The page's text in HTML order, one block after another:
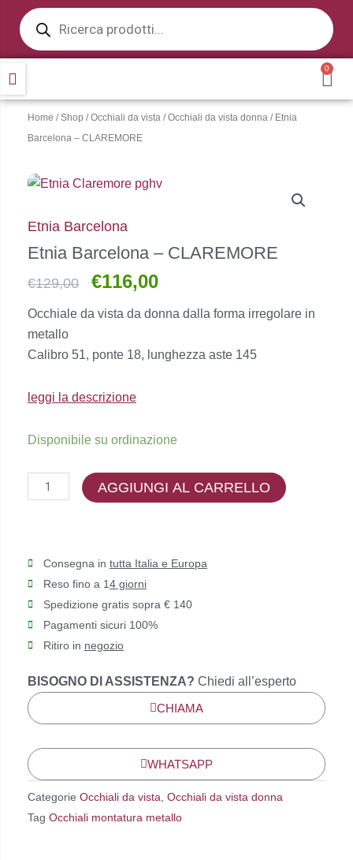
contenuto
Products
search
0
Home /Shop /Occhiali da vista /Occhiali da vista donna / Etnia
Barcelona – CLAREMORE
Etnia Barcelona
Etnia Barcelona – CLAREMORE
€129,00
Il
originale
€129,00.
€116,00Il
attuale
€116,00.
Occhiale da vista da donna dalla forma irregolare in
metallo
Calibro 51, ponte 18, lunghezza aste 145
leggi la descrizione
Disponibile su ordinazione
Etnia
CLAREMORE
AGGIUNGI AL CARRELLO
Consegna in tutta Italia e Europa
Reso fino a 14 giorni
Spedizione gratis sopra € 140
Pagamenti sicuri 100%
Ritiro in negozio
BISOGNO DI ASSISTENZA? Chiedi all’esperto
CHIAMA
WHATSAPP
Categorie Occhiali da vista, Occhiali da vista donna
Tag Occhiali montatura metallo